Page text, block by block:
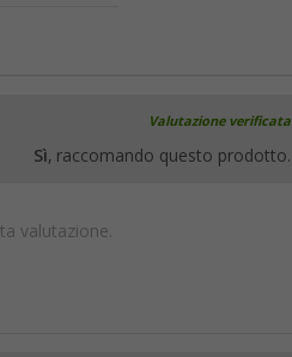
Valutazione verificata
Sì, raccomando questo prodotto.
valutazione.